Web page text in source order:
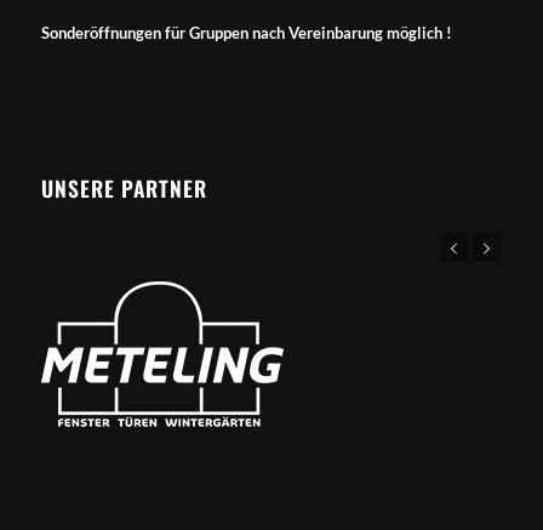
Sonderöffnungen für Gruppen nach Vereinbarung möglich !
UNSERE PARTNER